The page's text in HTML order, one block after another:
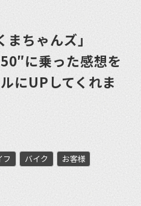
ちゃんズ」
に乗った感想を
にUPしてくれま
フ バイク
お客様